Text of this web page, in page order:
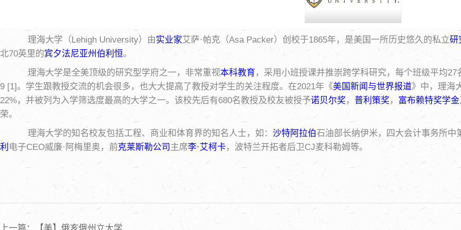
理海大学（Lehigh University）由实业家艾萨·帕克（Asa Packer）创校于1865年，是美国一所历史悠久的私立研
北70英里的宾夕法尼亚州伯利恒。
理海大学是全美顶级的研究型学府之一，非常重视本科教育 ，采用小班授课并推崇跨学科研究，每个班级平均
9 [1]。学生跟教授交流的机会很多，也大大提高了教授对学生的关注程度。在2021年《美国新闻与世界报道》中，理海
22%，并被列为入学筛选度最高的大学之一。该校先后有680名教授及校友被授予诺贝尔奖 ， 普利策奖 ， 富布赖特奖学金
荣。
理海大学的知名校友包括工程、商业和体育界的知名人士，如： 沙特阿拉伯石油部长纳伊米，四大会计事务所中
利 电子CEO威廉·阿梅里奥，前克莱斯勒公司 主席李·艾柯卡，波特兰开拓者后卫CJ麦科勒姆等。